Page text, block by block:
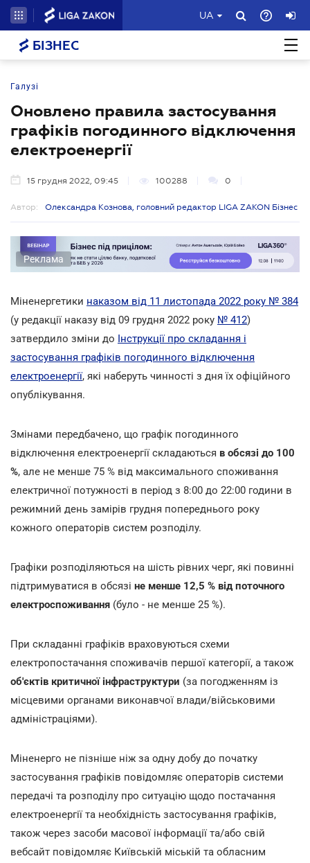
UA
БІЗНЕС
Галузі
Оновлено правила застосування
графіків погодинного відключення
електроенергії
15 грудня 2022, 09:45 100288 0
Автор: Олександра Кознова, головний редактор LIGA ZAKON Бізнес
Реклама
Міненергетики наказом від 11 листопада 2022 року № 384
(у редакції наказу від 09 грудня 2022 року № 412)
затвердило зміни до Інструкції про складання і
застосування графіків погодинного відключення
електроенергії, які наберуть чинності з дня їх офіційного
опублікування.
Змінами передбачено, що графік погодинного
відключення електроенергії складаються в обсязі до 100
%, але не менше 75 % від максимального споживання
електричної потужності в період з 8:00 до 22:00 години в
режимний день замірів грудня попереднього року
кожного операторів систем розподілу.
Графіки розподіляються на шість рівних черг, які повинні
підтримуватися в обсязі не менше 12,5 % від поточного
електроспоживання (було - не менше 25 %).
При складанні графіків враховуються схеми
електропостачання споживачів першої категорії, а також
об'єктів критичної інфраструктури (за погодженням із
місцевими органами виконавчої влади/військовими
адміністраціями).
Міненерго не пізніше ніж за одну добу до початку
застосування графіків повідомляє операторів системи
передачі та розподілу про ситуацію щодо постачання
електроенергії та необхідність застосування графіків,
також через засоби масової інформації та/або свій
вебсайт повідомляє Київській міській та обласним